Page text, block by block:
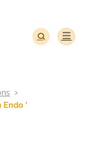
Endo '